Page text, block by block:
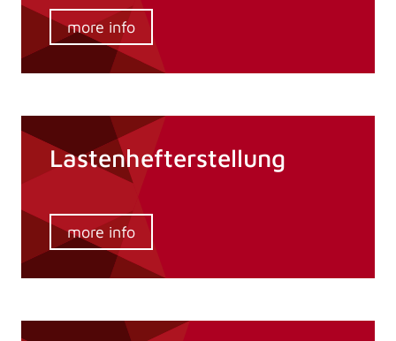
more info
Lastenhefterstellung
more info